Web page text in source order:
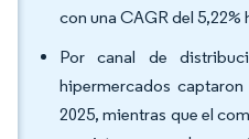
con una CAGR del 5,22%
Por canal de
hipermercados
2025, mientras que el